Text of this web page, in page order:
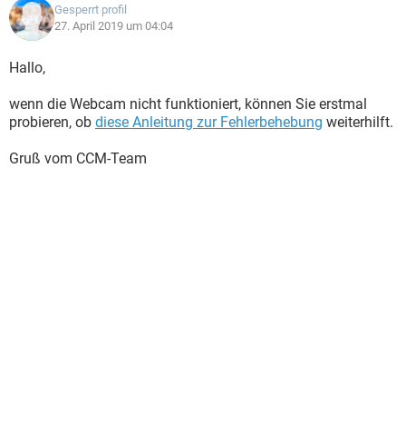
Gesperrt profil
27. April 2019 um 04:04
Hallo,
wenn die Webcam nicht funktioniert, können Sie erstmal
probieren, ob diese Anleitung zur Fehlerbehebung weiterhilft.
Gruß vom CCM-Team